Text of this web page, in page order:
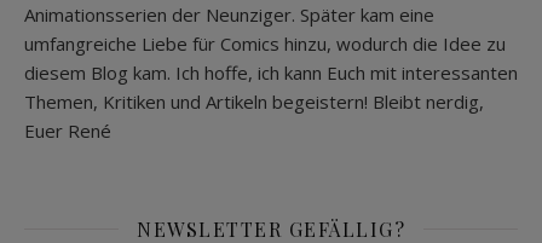
Animationsserien der Neunziger. Später kam eine
umfangreiche Liebe für Comics hinzu, wodurch die Idee zu
diesem Blog kam. Ich hoffe, ich kann Euch mit interessanten
Themen, Kritiken und Artikeln begeistern! Bleibt nerdig,
Euer René
NEWSLETTER GEFÄLLIG?